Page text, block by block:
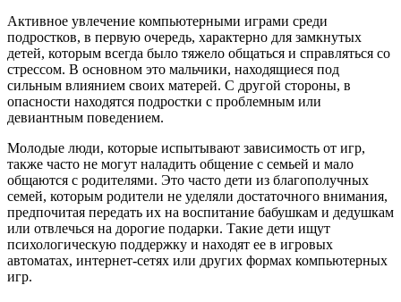
Активное увлечение компьютерными играми среди
подростков, в первую очередь, характерно для замкнутых
детей, которым всегда было тяжело общаться и справляться со
стрессом. В основном это мальчики, находящиеся под
сильным влиянием своих матерей. С другой стороны, в
опасности находятся подростки с проблемным или
девиантным поведением.
Молодые люди, которые испытывают зависимость от игр,
также часто не могут наладить общение с семьей и мало
общаются с родителями. Это часто дети из благополучных
семей, которым родители не уделяли достаточного внимания,
предпочитая передать их на воспитание бабушкам и дедушкам
или отвлечься на дорогие подарки. Такие дети ищут
психологическую поддержку и находят ее в игровых
автоматах, интернет-сетях или других формах компьютерных
игр.